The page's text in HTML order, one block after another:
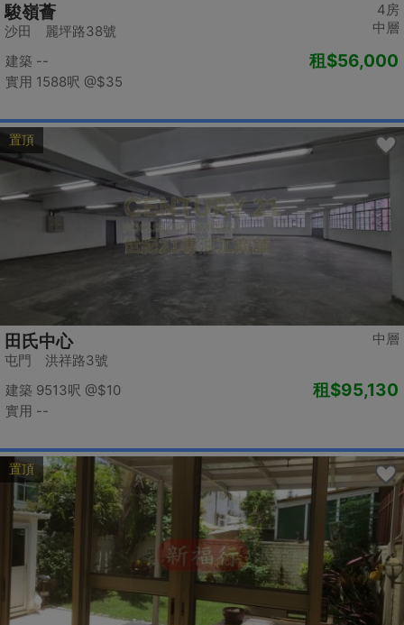
4房
中層
駿嶺薈
沙田 麗坪路38號
建築 --
實用 1588呎 @$35
租$56,000
置頂
中層
田氏中心
屯門 洪祥路3號
建築 9513呎 @$10
實用 --
租$95,130
置頂